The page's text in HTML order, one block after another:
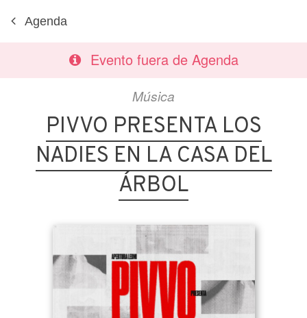
Agenda
Evento fuera de Agenda
Música
PIVVO PRESENTA LOS
NADIES EN LA CASA DEL
ÁRBOL